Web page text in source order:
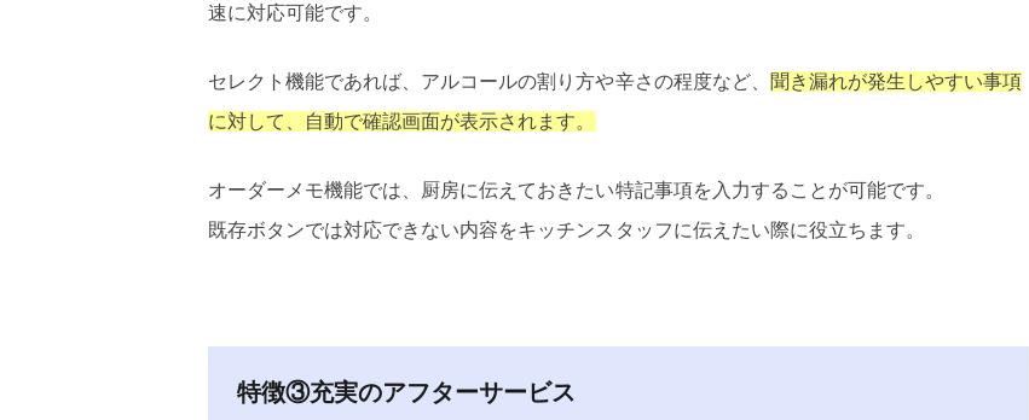
速に対応可能です。
セレクト機能であれば、アルコールの割り方や辛さの程度など、
聞き漏れが発生しやすい事項
に対して、自動で確認画面が表示されます。
オーダーメモ機能では、厨房に伝えておきたい特記事項を入力することが可能です。
既存ボタンでは対応できない内容をキッチンスタッフに伝えたい際に役立ちます。
特徴③充実のアフターサービス